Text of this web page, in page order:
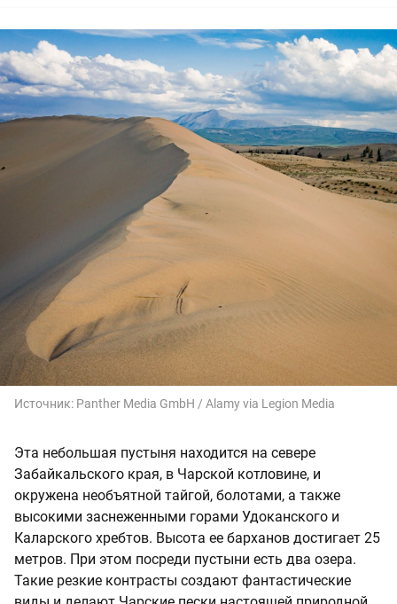
Источник: Panther Media GmbH / Alamy via Legion Media
Эта небольшая пустыня находится на севере
Забайкальского края, в Чарской котловине, и
окружена необъятной тайгой, болотами, а также
высокими заснеженными горами Удоканского и
Каларского хребтов. Высота ее барханов достигает 25
метров. При этом посреди пустыни есть два озера.
Такие резкие контрасты создают фантастические